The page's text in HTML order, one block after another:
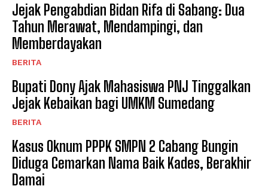
Jejak Pengabdian Bidan Rifa di Sabang: Dua
Tahun Merawat, Mendampingi, dan
Memberdayakan
BERITA
Bupati Dony Ajak Mahasiswa PNJ Tinggalkan
Jejak Kebaikan bagi UMKM Sumedang
BERITA
Kasus Oknum PPPK SMPN 2 Cabang Bungin
Diduga Cemarkan Nama Baik Kades, Berakhir
Damai